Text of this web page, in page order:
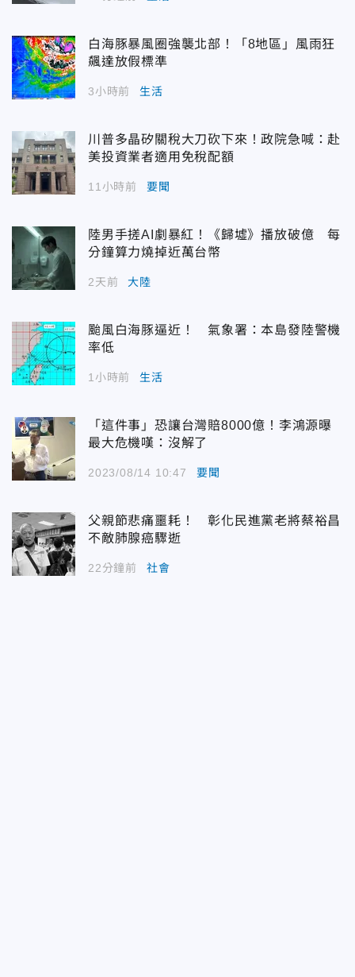
白海豚暴風圈強襲北部！「8地區」風雨狂
飆達放假標準
3小時前 生活
川普多晶矽關稅大刀砍下來！政院急喊：赴
美投資業者適用免稅配額
11小時前 要聞
陸男手搓AI劇暴紅！《歸墟》播放破億 每
分鐘算力燒掉近萬台幣
2天前 大陸
颱風白海豚逼近！ 氣象署：本島發陸警機
率低
1小時前 生活
「這件事」恐讓台灣賠8000億！李鴻源曝
最大危機嘆：沒解了
2023/08/14 10:47 要聞
父親節悲痛噩耗！ 彰化民進黨老將蔡裕昌
不敵肺腺癌驟逝
22分鐘前 社會